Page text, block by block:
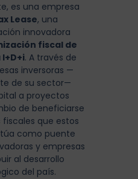
es una empresa
Lease, una
innovadora
fiscal de
. A través de
inversoras —
de su sector—
a proyectos
de beneficiarse
que estos
como puente
y empresas
al desarrollo
del país.